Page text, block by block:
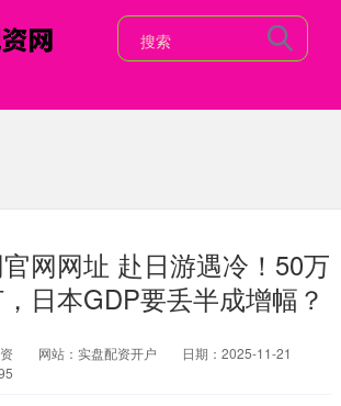
网网址 赴日游遇冷！50万
日本GDP要丢半成增幅？
网站：实盘配资开户
日期：2025-11-21